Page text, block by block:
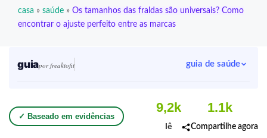
casa » saúde » Os tamanhos das fraldas são universais? Como
encontrar o ajuste perfeito entre as marcas
guiapor freaktofit guia de saúde
✓ Baseado em evidências
9,2k
lê
1.1k
Compartilhe agora